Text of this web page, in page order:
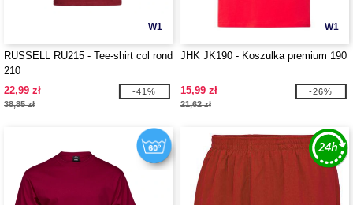
W1
RUSSELL RU215 - Tee-shirt col rond
210
22,99 zł
38,85 zł
-41%
W1
JHK JK190 - Koszulka premium 190
15,99 zł
21,62 zł
-26%